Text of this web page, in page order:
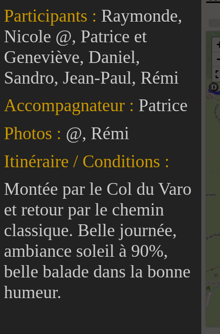
Participants : Raymonde,
Nicole @, Patrice et
Geneviève, Daniel,
Sandro, Jean-Paul, Rémi
Accompagnateur : Patrice
Photos : @, Rémi
Itinéraire / Conditions :
Montée par le Col du Varo
et retour par le chemin
classique. Belle journée,
ambiance soleil à 90%,
belle balade dans la bonne
humeur.